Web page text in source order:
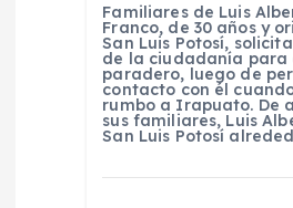
Familiares de Luis
Franco, de 30 años y
San Luis Potosí,
de la ciudadanía para
paradero, luego de
contacto con él
rumbo a Irapuato. De
sus familiares, Luis
San Luis Potosí